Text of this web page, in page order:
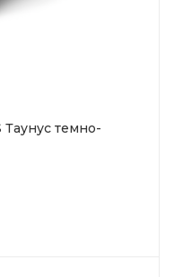
темно-